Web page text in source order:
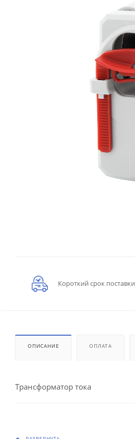
Короткий срок поставки
ОПИСАНИЕ ОПЛАТА
Трансформатор тока